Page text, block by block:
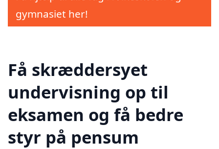
gymnasiet her!
Få skræddersyet
undervisning op til
eksamen og få bedre
styr på pensum